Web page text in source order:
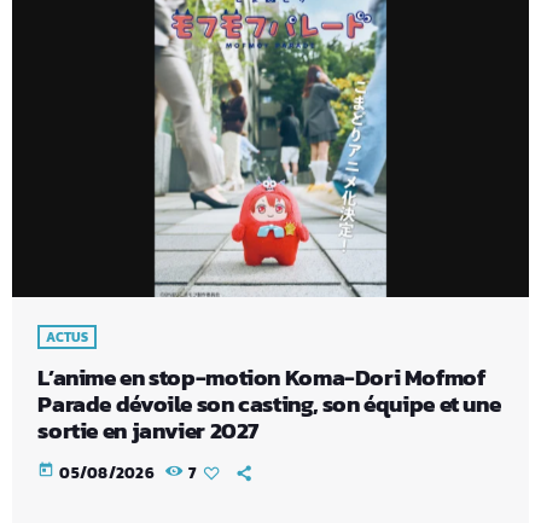
ACTUS
L’anime en stop-motion Koma-Dori Mofmof
Parade dévoile son casting, son équipe et une
sortie en janvier 2027
today 05/08/2026 7